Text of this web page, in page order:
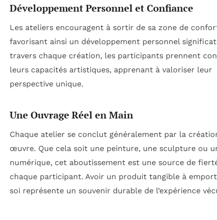
Développement Personnel et Confiance
Les ateliers encouragent à sortir de sa zone de
favorisant ainsi un développement personnel
travers chaque création, les participants prennent
leurs capacités artistiques, apprenant à valoriser leur
perspective unique.
Une Ouvrage Réel en Main
Chaque atelier se conclut généralement par la
œuvre. Que cela soit une peinture, une sculpture ou
numérique, cet aboutissement est une source de
chaque participant. Avoir un produit tangible à
soi représente un souvenir durable de l’expérience